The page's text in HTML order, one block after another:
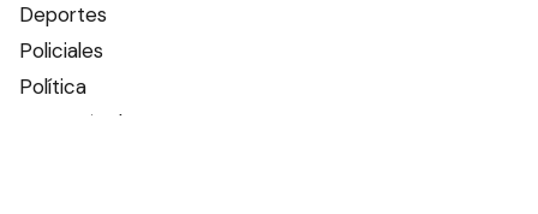
Deportes
Policiales
Política
Espectáculos